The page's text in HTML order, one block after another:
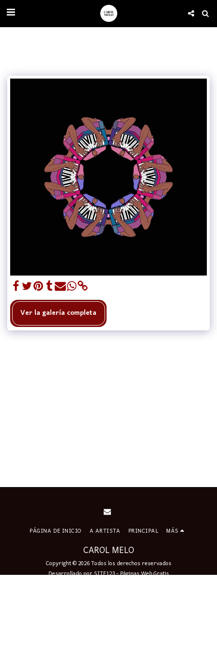
Ver la galería completa
CAROL MELO
Copyright © 2026 Todos los derechos reservados
Desarrollado porSITE123-Páginas Web Gratis
PÁGINA DE INICIO A ARTISTA PRINCIPAL MÁS